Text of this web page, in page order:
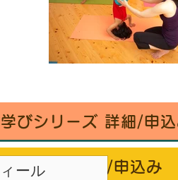
びシリーズ 詳細/申
成講座・詳細/申込み
ール